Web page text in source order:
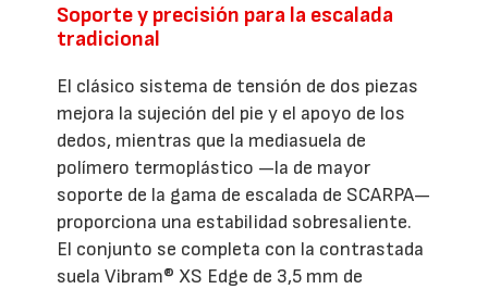
Soporte y precisión para la escalada
tradicional
El clásico sistema de tensión de dos piezas
mejora la sujeción del pie y el apoyo de los
dedos, mientras que la mediasuela de
polímero termoplástico —la de mayor
soporte de la gama de escalada de SCARPA—
proporciona una estabilidad sobresaliente.
El conjunto se completa con la contrastada
suela Vibram® XS Edge de 3,5 mm de